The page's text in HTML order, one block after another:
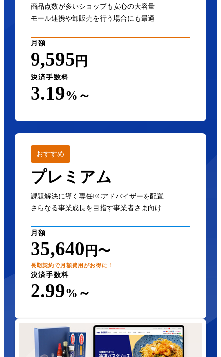
商品点数が多いショップも安心の大容量
モール連携や卸販売を行う場合にも最適
月額
9,595 円
決済手数料
3.19%～
おすすめ
プレミアム
課題解決に導く専任ECアドバイザーを配置
さらなる事業成長を目指す事業者さま向け
月額
35,640 円〜
長期契約で月額費用がお得に！
決済手数料
2.99%～